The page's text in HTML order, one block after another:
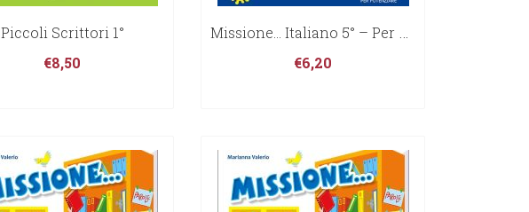
Piccoli Scrittori 1°
€8,50
Missione… Italiano 5° – Per Potenziare
€6,20